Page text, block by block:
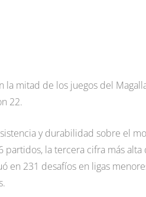
la mitad de los juegos del
22.
y durabilidad sobre el
partidos, la tercera cifra más
en 231 desafíos en ligas